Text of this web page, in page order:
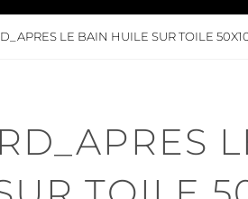
LE BAIN HUILE SUR TOILE